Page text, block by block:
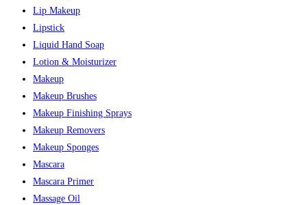
Lip Makeup
Lipstick
Liquid Hand Soap
Lotion & Moisturizer
Makeup
Makeup Brushes
Makeup Finishing Sprays
Makeup Removers
Makeup Sponges
Mascara
Mascara Primer
Massage Oil